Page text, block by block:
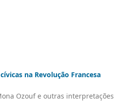
na Revolução Francesa
Ozouf e outras interpretações